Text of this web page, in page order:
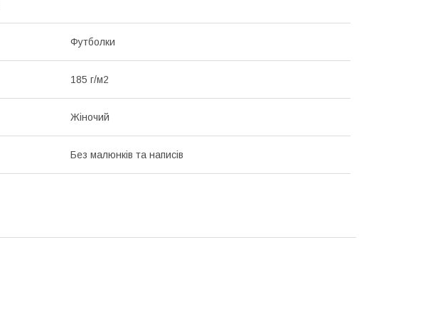
Футболки
185 г/м2
Жіночий
Без малюнків та написів